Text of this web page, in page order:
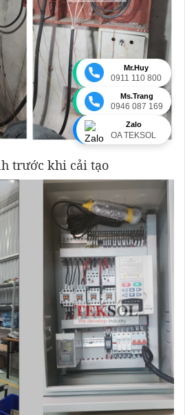
Mr.Huy
0911 110 800
Ms.Trang
0946 087 169
Zalo
OA TEKSOL
trước khi cải tạo